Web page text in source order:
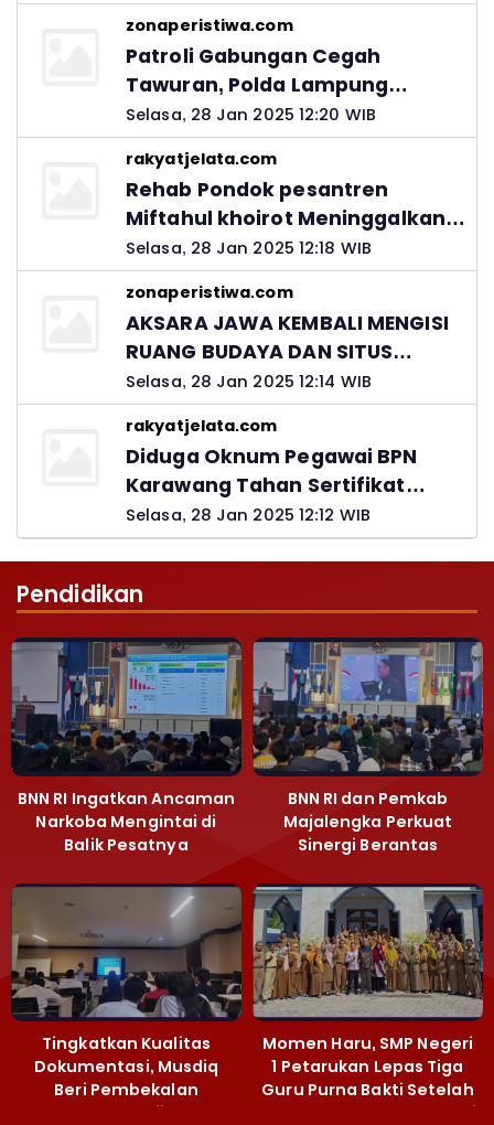
zonaperistiwa.com
Patroli Gabungan Cegah
Tawuran, Polda Lampung
Ingatkan Peran Orang Tua
Selasa, 28 Jan 2025 12:20 WIB
rakyatjelata.com
Rehab Pondok pesantren
Miftahul khoirot Meninggalkan
Hutang Ke Material, Mantan
Kadis PUPR Harus Bertanggung
Jawab
Selasa, 28 Jan 2025 12:18 WIB
zonaperistiwa.com
AKSARA JAWA KEMBALI MENGISI
RUANG BUDAYA DAN SITUS
LELUHUR NUSANTARA
Selasa, 28 Jan 2025 12:14 WIB
rakyatjelata.com
Diduga Oknum Pegawai BPN
Karawang Tahan Sertifikat
Pemohon PTSL
Selasa, 28 Jan 2025 12:12 WIB
Pendidikan
BNN RI Ingatkan Ancaman
Narkoba Mengintai di
Balik Pesatnya
Majalengka
BNN RI dan Pemkab
Majalengka Perkuat
Sinergi Berantas
Narkoba
Tingkatkan Kualitas
Dokumentasi, Musdiq
Beri Pembekalan
Fotografi ‎
Momen Haru, SMP Negeri
1 Petarukan Lepas Tiga
Guru Purna Bakti Setelah
Puluhan Tahun Mengabdi